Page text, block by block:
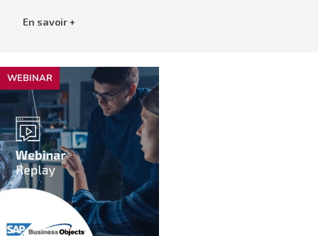
En savoir +
WEBINAR